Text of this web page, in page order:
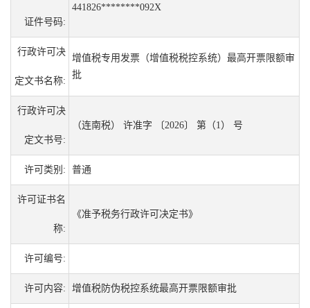
证件号码:
441826********092X
行政许可决
定文书名称:
增值税专用发票（增值税税控系统）最高开票限额审
批
行政许可决
定文书号:
（连南税） 许准字 〔2026〕 第（1） 号
许可类别: 普通
许可证书名
称:
《准予税务行政许可决定书》
许可编号:
许可内容: 增值税防伪税控系统最高开票限额审批